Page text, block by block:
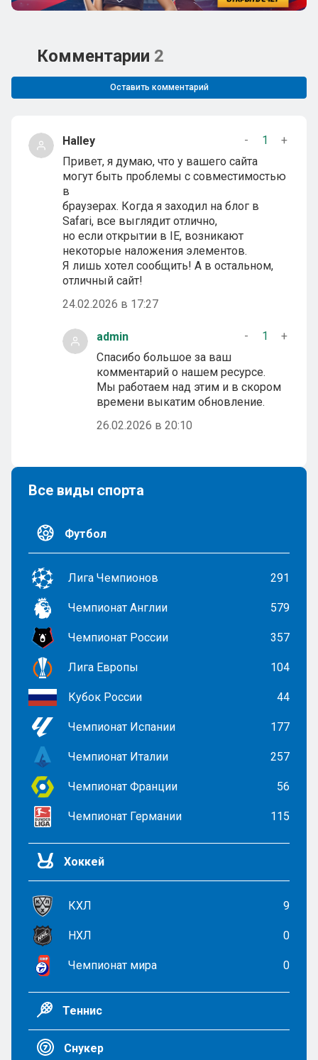
Комментарии 2
Оставить комментарий
Halley - 1
+
Привет, я думаю, что у вашего сайта
могут быть проблемы с совместимостью
в
браузерах. Когда я заходил на блог в
Safari, все выглядит отлично,
но если открытии в IE, возникают
некоторые наложения элементов.
Я лишь хотел сообщить! А в остальном,
отличный сайт!
24.02.2026 в 17:27
admin - 1
+
Спасибо большое за ваш
комментарий о нашем ресурсе.
Мы работаем над этим и в скором
времени выкатим обновление.
26.02.2026 в 20:10
Все виды спорта
Футбол
Лига Чемпионов 291
Чемпионат Англии 579
Чемпионат России 357
Лига Европы 104
Кубок России 44
Чемпионат Испании 177
Чемпионат Италии 257
Чемпионат Франции 56
Чемпионат Германии 115
Хоккей
КХЛ 9
НХЛ 0
Чемпионат мира 0
Теннис
Снукер